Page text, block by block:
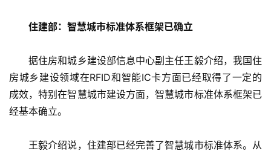
住建部：智慧城市标准体系框架已确立
据住房和城乡建设部信息中心副主任王毅介绍，我国住
房城乡建设领域在RFID和智能IC卡方面已经取得了一定的
成效，特别在智慧城市建设方面，智慧城市标准体系框架已
经基本确立。
王毅介绍说，住建部已经完善了智慧城市标准体系。从